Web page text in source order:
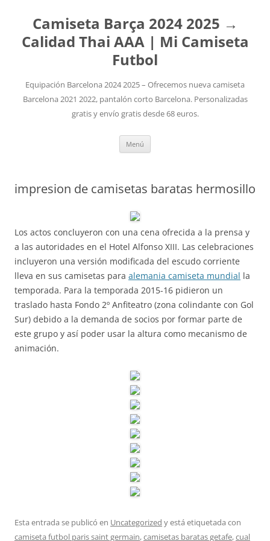
Camiseta Barça 2024 2025 →
Calidad Thai AAA | Mi Camiseta
Futbol
Equipación Barcelona 2024 2025 – Ofrecemos nueva camiseta
Barcelona 2021 2022, pantalón corto Barcelona. Personalizadas
gratis y envío gratis desde 68 euros.
Menú
impresion de camisetas baratas hermosillo
Los actos concluyeron con una cena ofrecida a la prensa y
a las autoridades en el Hotel Alfonso XIII. Las celebraciones
incluyeron una versión modificada del escudo corriente
lleva en sus camisetas para alemania camiseta mundial la
temporada. Para la temporada 2015-16 pidieron un
traslado hasta Fondo 2º Anfiteatro (zona colindante con Gol
Sur) debido a la demanda de socios por formar parte de
este grupo y así poder usar la altura como mecanismo de
animación.
Esta entrada se publicó en Uncategorized y está etiquetada con
camiseta futbol paris saint germain,camisetas baratas getafe,cual